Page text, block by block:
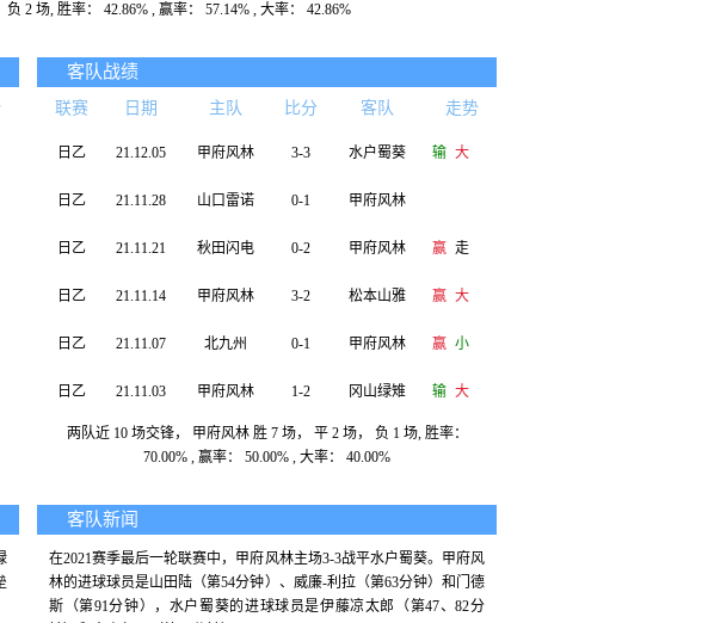
1-0 甲府风林
2 场, 胜率： 42.86% , 赢率： 57.14% , 大率： 42.86%
客队战绩
联赛 日期 主队 比分 客队 走势
日乙 21.12.05 甲府风林 3-3 水户蜀葵 输 大
日乙 21.11.28 山口雷诺 0-1 甲府风林
日乙 21.11.21 秋田闪电 0-2 甲府风林 赢 走
日乙 21.11.14 甲府风林 3-2 松本山雅 赢 大
日乙 21.11.07 北九州 0-1 甲府风林 赢 小
日乙 21.11.03 甲府风林 1-2 冈山绿雉 输 大
日乙 21.10.30 东京绿茵 0-0 甲府风林 输 小
日乙 21.10.17 金泽塞维 1-2 甲府风林
日乙 21.10.09 甲府风林 1-0 琉球FC 赢 小
两队近 10 场交锋， 甲府风林 胜 7 场， 平 2 场， 负 1 场, 胜率：
70.00% , 赢率： 50.00% , 大率： 40.00%
客队新闻
在2021赛季最后一轮联赛中，甲府风林主场3-3战平水户蜀葵。甲府风
林的进球球员是山田陆（第54分钟）、威廉-利拉（第63分钟）和门德
斯（第91分钟），水户蜀葵的进球球员是伊藤凉太郎（第47、82分